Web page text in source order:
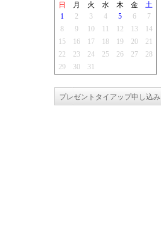
日
月 火 水 木 金
土
1
2 3 4 5 6
7
8
9 10 11 12 13
14
15
16 17 18 19 20
21
22
23 24 25 26 27
28
29
30 31
プレゼントタイアップ申し込み